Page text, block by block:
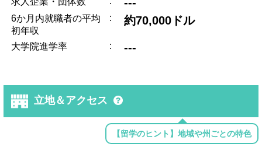
6か月内就職者の平均
初年収
: 約70,000ドル
大学院進学率 : ---
立地＆アクセス
【留学のヒント】地域や州ごとの特色